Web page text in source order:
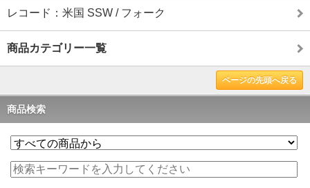
レコード：米国 SSW / フォーク
商品カテゴリー一覧
ページの先頭へ戻る
商品検索